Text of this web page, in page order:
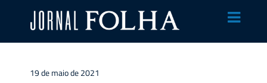
19 de maio de 2021